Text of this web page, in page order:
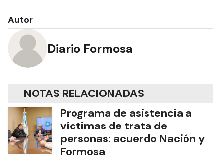
Autor
Diario Formosa
NOTAS RELACIONADAS
Programa de asistencia a
víctimas de trata de
personas: acuerdo Nación y
Formosa